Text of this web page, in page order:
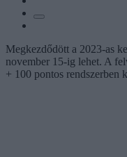
Megkezdődött a 2023-as
november 15-ig lehet. A
+ 100 pontos rendszerben